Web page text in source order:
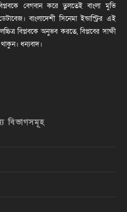
বেগবান করে তুলতেই বাংলা মুভি
বাংলাদেশী সিনেমা ইন্ডাস্ট্রির এই
বিপ্লবকে অনুভব করতে, বিপ্লবের সাক্ষী
ধন্যবাদ।
বিভাগসমূহ